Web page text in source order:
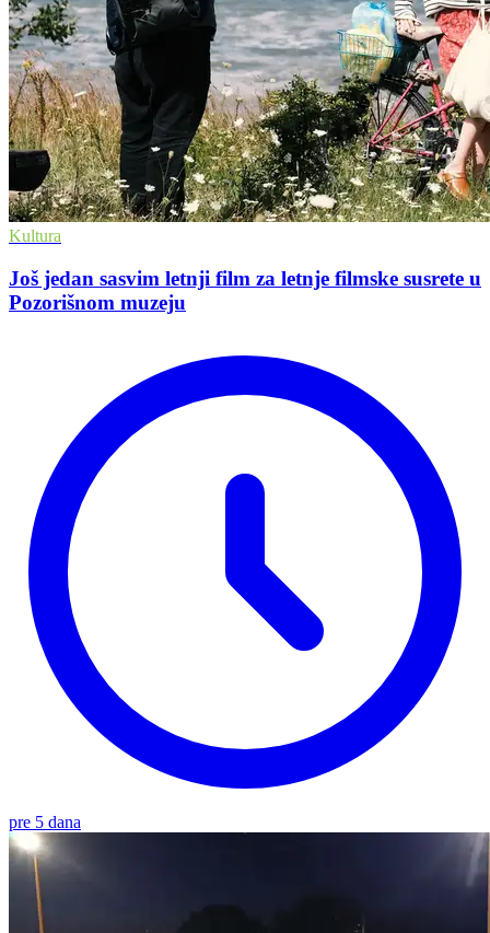
Kultura
Još jedan sasvim letnji film za letnje filmske susrete u
Pozorišnom muzeju
pre 5 dana